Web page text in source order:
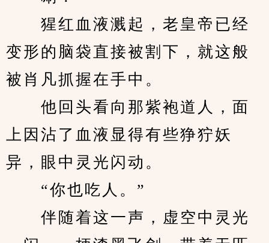
猩红血液溅起，老皇帝已经
变形的脑袋直接被割下，就这般
被肖凡抓握在手中。
他回头看向那紫袍道人，面
上因沾了血液显得有些狰狞妖
异，眼中灵光闪动。
“你也吃人。”
伴随着这一声，虚空中灵光